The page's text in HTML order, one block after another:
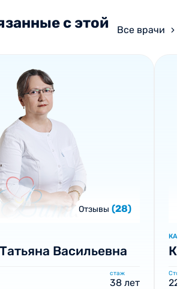
с этой
Все врачи
Отзывы (28)
Васильевна
стаж
38 лет